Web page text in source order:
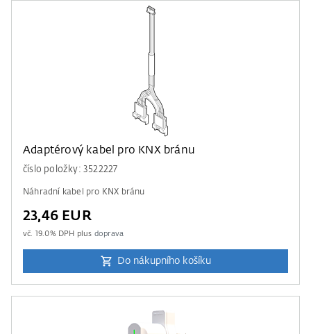
Adaptérový kabel pro KNX bránu
číslo položky: 3522227
Náhradní kabel pro KNX bránu
23,46 EUR
vč. 19.0% DPH plus doprava
Do nákupního košíku